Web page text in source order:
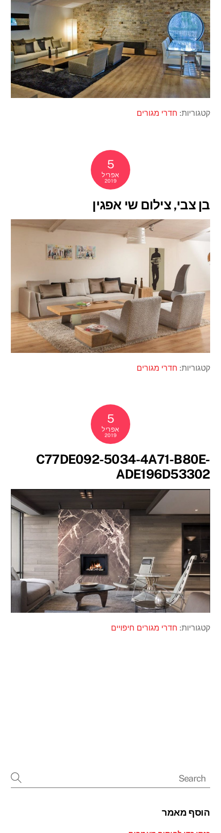
קטגוריות: חדרי מגורים
5
אפריל
2019
בן צבי, צילום שי אפגין
קטגוריות: חדרי מגורים
5
אפריל
2019
C77DE092-5034-4A71-B80E-
ADE196D53302
קטגוריות: חדרי מגורים חיפויים
הוסף מאמר